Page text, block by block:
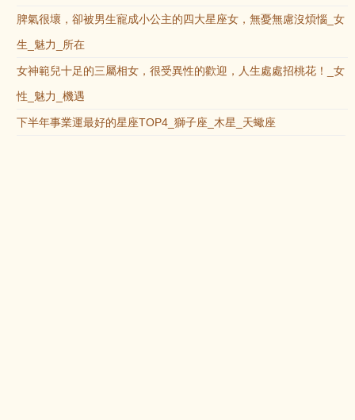
脾氣很壞，卻被男生寵成小公主的四大星座女，無憂無慮沒煩惱_女
生_魅力_所在
女神範兒十足的三屬相女，很受異性的歡迎，人生處處招桃花！_女
性_魅力_機遇
下半年事業運最好的星座TOP4_獅子座_木星_天蠍座